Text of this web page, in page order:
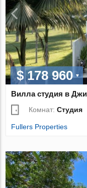
$ 178 960
Вилла студия в
Комнат:Студия
Fullers Properties